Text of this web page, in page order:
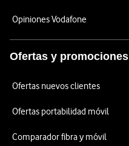
Opiniones Vodafone
Ofertas y promociones
Ofertas nuevos clientes
Ofertas portabilidad móvil
Comparador fibra y móvil